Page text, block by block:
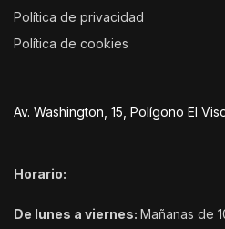
Política de privacidad
Política de cookies
Av. Washington, 15, Polígono El
Horario:
De lunes a viernes: Mañanas de